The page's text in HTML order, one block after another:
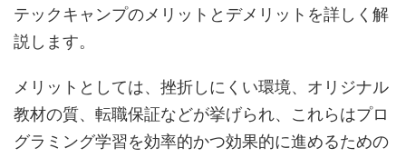
テックキャンプのメリットとデメリットを詳しく解
説します。
メリットとしては、挫折しにくい環境、オリジナル
教材の質、転職保証などが挙げられ、これらはプロ
グラミング学習を効率的かつ効果的に進めるための